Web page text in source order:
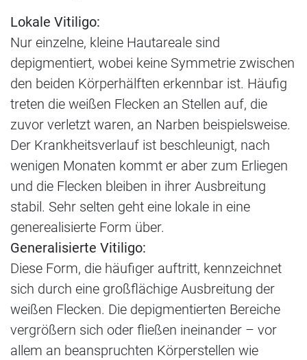
Lokale Vitiligo:
Nur einzelne, kleine Hautareale sind
depigmentiert, wobei keine Symmetrie zwischen
den beiden Körperhälften erkennbar ist. Häufig
treten die weißen Flecken an Stellen auf, die
zuvor verletzt waren, an Narben beispielsweise.
Der Krankheitsverlauf ist beschleunigt, nach
wenigen Monaten kommt er aber zum Erliegen
und die Flecken bleiben in ihrer Ausbreitung
stabil. Sehr selten geht eine lokale in eine
generealisierte Form über.
Generalisierte Vitiligo:
Diese Form, die häufiger auftritt, kennzeichnet
sich durch eine großflächige Ausbreitung der
weißen Flecken. Die depigmentierten Bereiche
vergrößern sich oder fließen ineinander – vor
allem an beanspruchten Körperstellen wie